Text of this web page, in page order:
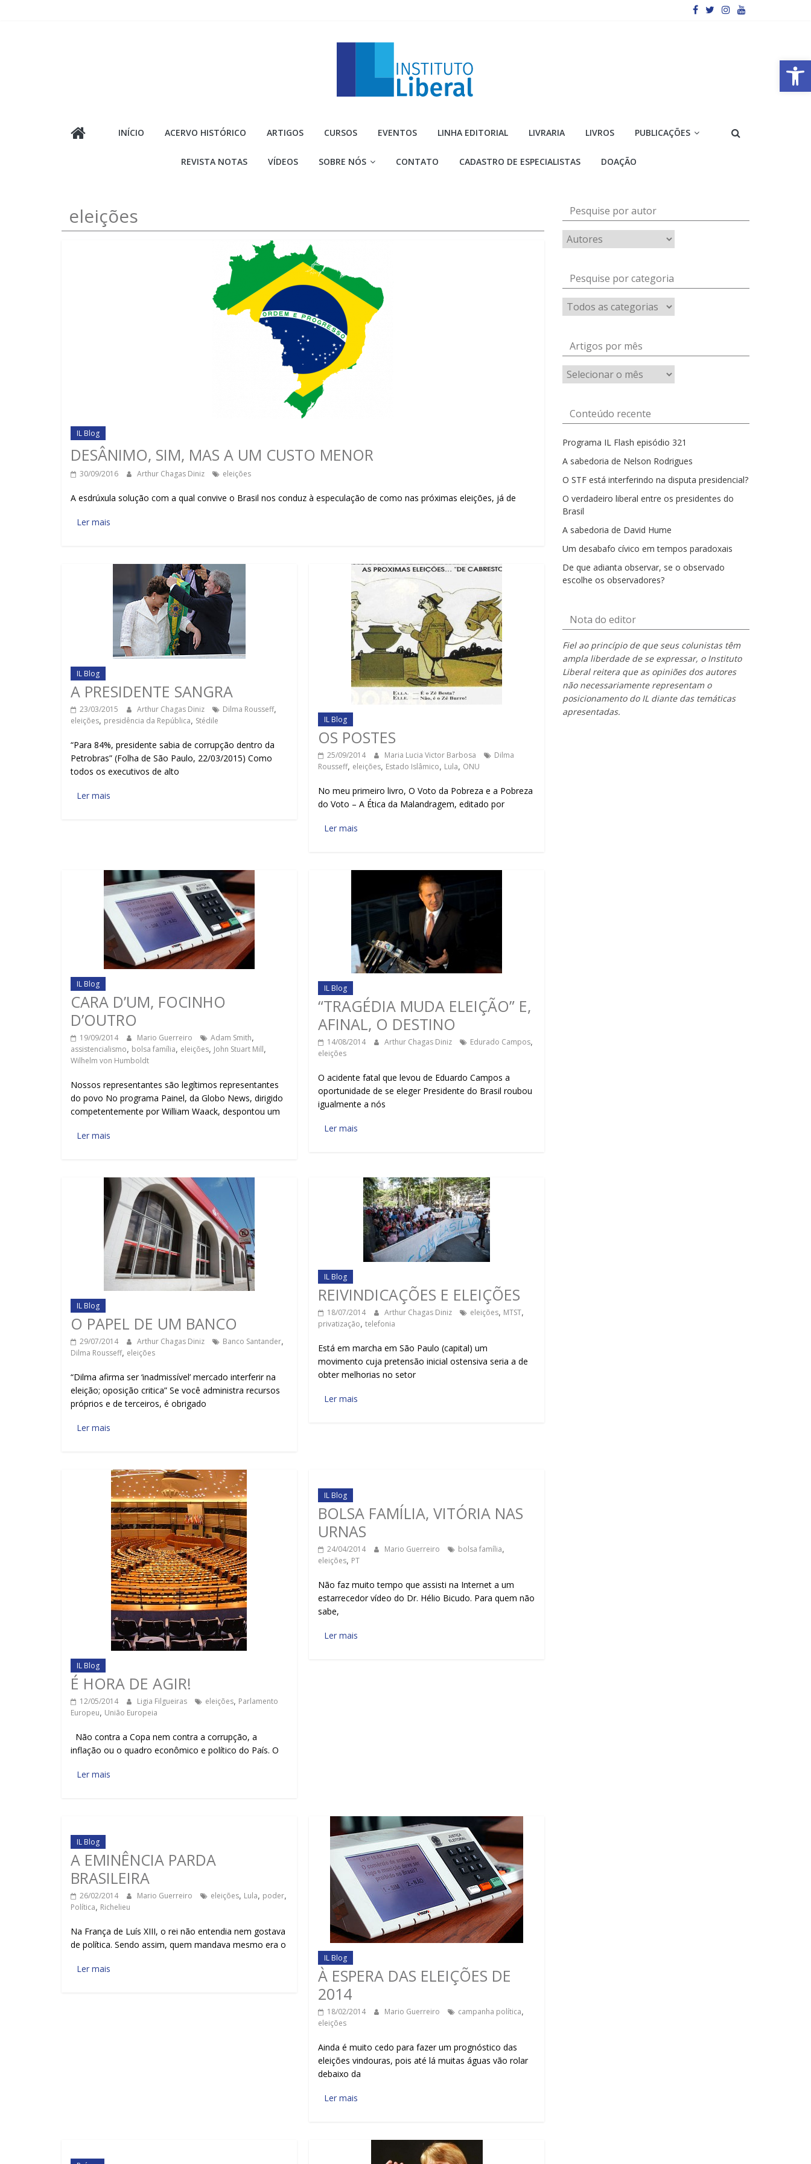
Barra de Ferramentas Aberta
Liberal
mais
importante
da
sociedade.
INÍCIO ACERVO HISTÓRICO ARTIGOS CURSOS EVENTOS LINHA EDITORIAL LIVRARIA LIVROS PUBLICAÇÕES
REVISTA NOTAS VÍDEOS SOBRE NÓS CONTATO CADASTRO DE ESPECIALISTAS DOAÇÃO
eleições
IL Blog
DESÂNIMO, SIM, MAS A UM CUSTO MENOR
30/09/2016 Arthur Chagas Diniz eleições
A esdrúxula solução com a qual convive o Brasil nos conduz à especulação de como nas próximas eleições, já de
Ler mais
IL Blog
A PRESIDENTE SANGRA
23/03/2015 Arthur Chagas Diniz Dilma Rousseff,
eleições, presidência da República, Stédile
“Para 84%, presidente sabia de corrupção dentro da
Petrobras” (Folha de São Paulo, 22/03/2015) Como
todos os executivos de alto
Ler mais
IL Blog
OS POSTES
25/09/2014 Maria Lucia Victor Barbosa
Dilma
Rousseff, eleições, Estado Islâmico, Lula, ONU
No meu primeiro livro, O Voto da Pobreza e a Pobreza
do Voto – A Ética da Malandragem, editado por
Ler mais
IL Blog
CARA D’UM, FOCINHO
D’OUTRO
19/09/2014 Mario Guerreiro Adam Smith,
assistencialismo, bolsa família, eleições, John Stuart Mill,
Wilhelm von Humboldt
Nossos representantes são legítimos representantes
do povo No programa Painel, da Globo News, dirigido
competentemente por William Waack, despontou um
Ler mais
IL Blog
“TRAGÉDIA MUDA ELEIÇÃO” E,
AFINAL, O DESTINO
14/08/2014 Arthur Chagas Diniz Edurado Campos,
eleições
O acidente fatal que levou de Eduardo Campos a
oportunidade de se eleger Presidente do Brasil roubou
igualmente a nós
Ler mais
IL Blog
O PAPEL DE UM BANCO
29/07/2014 Arthur Chagas Diniz Banco Santander,
Dilma Rousseff, eleições
“Dilma afirma ser ‘inadmissível’ mercado interferir na
eleição; oposição critica” Se você administra recursos
próprios e de terceiros, é obrigado
Ler mais
IL Blog
REIVINDICAÇÕES E ELEIÇÕES
18/07/2014 Arthur Chagas Diniz eleições, MTST,
privatização,telefonia
Está em marcha em São Paulo (capital) um
movimento cuja pretensão inicial ostensiva seria a de
obter melhorias no setor
Ler mais
IL Blog
É HORA DE AGIR!
12/05/2014 Ligia Filgueiras eleições, Parlamento
Europeu, União Europeia
Não contra a Copa nem contra a corrupção, a
inflação ou o quadro econômico e político do País. O
Ler mais
IL Blog
BOLSA FAMÍLIA, VITÓRIA NAS
URNAS
24/04/2014 Mario Guerreiro bolsa família,
eleições, PT
Não faz muito tempo que assisti na Internet a um
estarrecedor vídeo do Dr. Hélio Bicudo. Para quem não
sabe,
Ler mais
IL Blog
A EMINÊNCIA PARDA
BRASILEIRA
26/02/2014 Mario Guerreiro eleições, Lula, poder,
Política, Richelieu
Na França de Luís XIII, o rei não entendia nem gostava
de política. Sendo assim, quem mandava mesmo era o
Ler mais
IL Blog
À ESPERA DAS ELEIÇÕES DE
2014
18/02/2014 Mario Guerreiro campanha política,
eleições
Ainda é muito cedo para fazer um prognóstico das
eleições vindouras, pois até lá muitas águas vão rolar
debaixo da
Ler mais
Pesquise por autor
Pesquise por categoria
Artigos por mês
Artigos
por
Conteúdo recente
Programa IL Flash episódio 321
A sabedoria de Nelson Rodrigues
O STF está interferindo na disputa presidencial?
O verdadeiro liberal entre os presidentes do
Brasil
A sabedoria de David Hume
Um desabafo cívico em tempos paradoxais
De que adianta observar, se o observado
escolhe os observadores?
Nota do editor
Fiel ao princípio de que seus colunistas têm
ampla liberdade de se expressar, o Instituto
Liberal reitera que as opiniões dos autores
não necessariamente representam o
posicionamento do IL diante das temáticas
apresentadas.